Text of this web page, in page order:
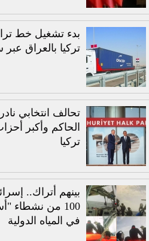
بدء تشغيل خط
تركيا بالعراق عبر
تحالف انتخابي
الحاكم وأكبر
تركيا
بينهم أتراك..
100 من نشطاء
في المياه الدولية